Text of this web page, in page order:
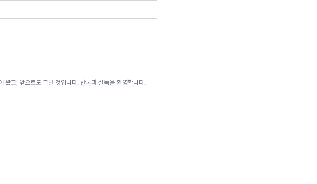
왔고, 앞으로도 그럴 것입니다. 반론과 설득을 환영합니다.